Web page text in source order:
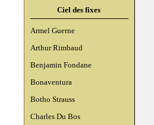
Ciel des fixes
Armel Guerne
Arthur Rimbaud
Benjamin Fondane
Bonaventura
Botho Strauss
Charles Du Bos